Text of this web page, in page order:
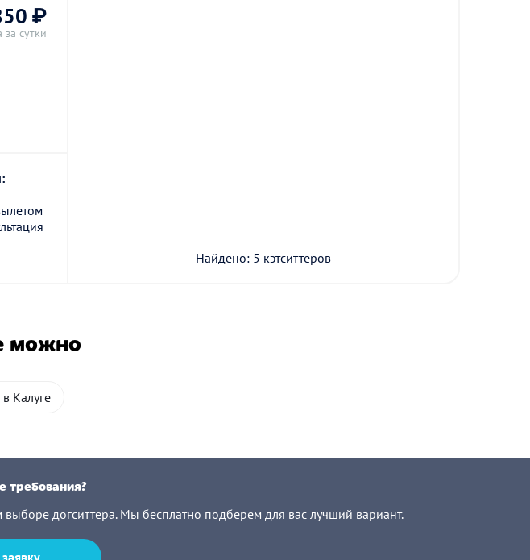
₽
за сутки
Найдено: 5 кэтситтеров
можно
Калуге
требования?
выборе догситтера. Мы бесплатно подберем для вас лучший вариант.